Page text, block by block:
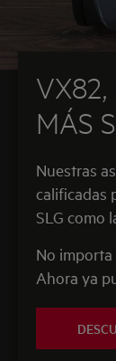
VX82,
MÁS
Nuestras
calificadas
SLG como
No importa
Ahora ya